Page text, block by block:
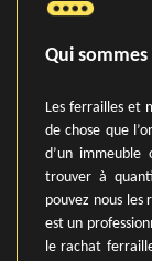
Qui
Les ferrailles et
de chose que
d’un immeuble
trouver à
pouvez nous
est un
le rachat